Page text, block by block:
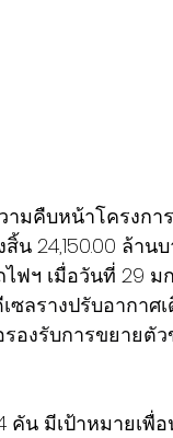
ามคืบหน้าโครงกา
น 24,150.00 ล้า
ฟฯ เมื่อวันที่ 29 ม
ลรางปรับอากาศ
องรับการขยายตัว
คัน มีเป้าหมายเพื่